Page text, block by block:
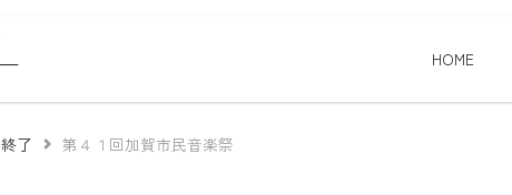
HOME
終了 第４１回加賀市民音楽祭